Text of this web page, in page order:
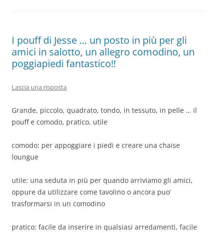
I pouff di Jesse … un posto in più per gli
amici in salotto, un allegro comodino, un
poggiapiedi fantastico!!
Lascia una risposta
Grande, piccolo, quadrato, tondo, in tessuto, in pelle … il
pouff e comodo, pratico, utile
comodo: per appoggiare i piedi e creare una chaise
loungue
utile: una seduta in più per quando arriviamo gli amici,
oppure da utilizzare come tavolino o ancora puo’
trasformarsi in un comodino
pratico: facile da inserire in qualsiasi arredamenti, facile